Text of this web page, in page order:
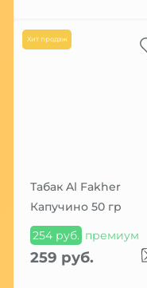
Хит продаж
Табак Al Fakher
Капучино 50 гр
254 руб. премиум
259 руб.